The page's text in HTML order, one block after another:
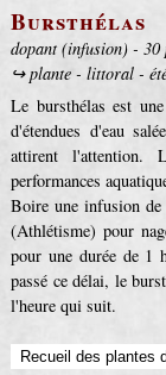
Bursthélas
dopant (infusion) - 30
↪ plante - littoral -
Le bursthélas est
d'étendues d'eau
attirent l'attention.
performances
Boire une infusion de
(Athlétisme) pour
pour une durée de 1
passé ce délai, le
l'heure qui suit.
Recueil des plantes